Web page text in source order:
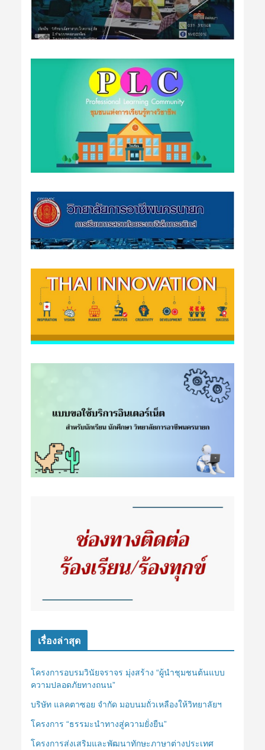
เรื่องล่าสุด
โครงการอบรมวินัยจราจร มุ่งสร้าง “ผู้นำชุมชนต้นแบบ
ความปลอดภัยทางถนน”
บริษัท แลคตาซอย จำกัด มอบนมถั่วเหลืองให้วิทยาลัยฯ
โครงการ “ธรรมะนำทางสู่ความยั่งยืน”
โครงการส่งเสริมและพัฒนาทักษะภาษาต่างประเทศ